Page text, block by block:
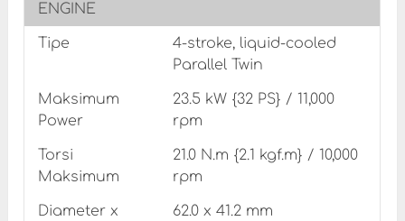
ENGINE
Tipe
4-stroke, liquid-cooled
Parallel Twin
Maksimum
Power
23.5 kW {32 PS} / 11,000
rpm
Torsi
Maksimum
21.0 N.m {2.1 kgf.m} / 10,000
rpm
Diameter x
62.0 x 41.2 mm